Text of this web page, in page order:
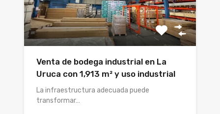
Venta de bodega industrial en La
Uruca con 1,913 m² y uso industrial
La infraestructura adecuada puede
transformar…